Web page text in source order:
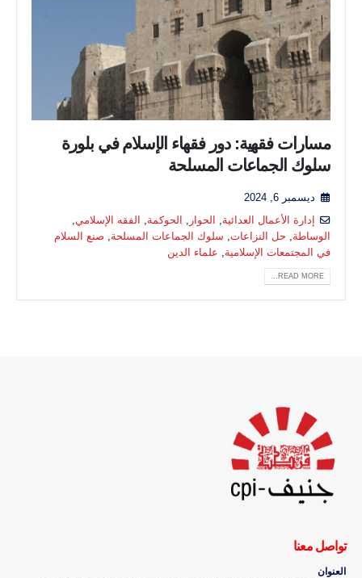
مسارات فقهية: دور فقهاء الإسلام في بلورة
سلوك الجماعات المسلحة
ديسمبر 6, 2024
إدارة الأعمال العدائية, الحوار , الحوكمة, الفقه الإسلامي,
الوساطة, حل النزاعات, سلوك الجماعات المسلحة, صنع السلام
في المجتمعات الإسلامية, علماء الدين
READ MORE...
تواصل معنا
العنوان